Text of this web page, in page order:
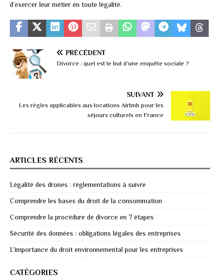
d’exercer leur métier en toute légalité.
PRÉCÉDENT
Divorce : quel est le but d’une enquête sociale ?
SUIVANT
Les règles applicables aux locations Airbnb pour les
séjours culturels en France
ARTICLES RÉCENTS
Légalité des drones : réglementations à suivre
Comprendre les bases du droit de la consommation
Comprendre la procédure de divorce en 7 étapes
Sécurité des données : obligations légales des entreprises
L’importance du droit environnemental pour les entreprises
CATÉGORIES